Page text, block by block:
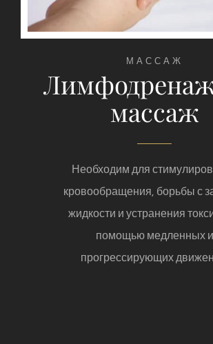
МАССАЖ
массаж
Необходим для
кровообращения, борьбы с
жидкости и устранения
помощью медленных и
прогрессирующих